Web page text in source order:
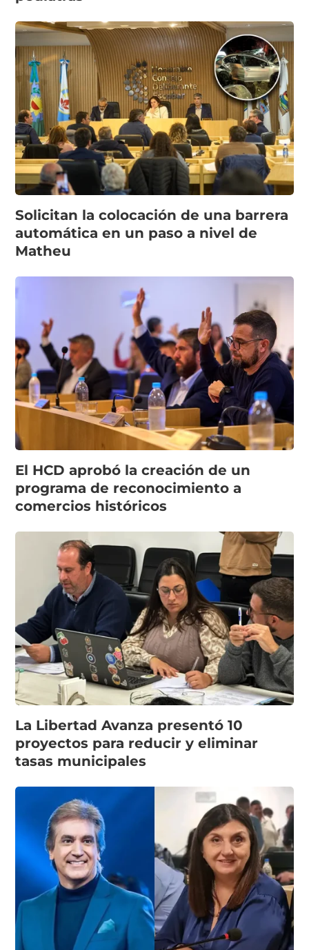
Solicitan la colocación de una barrera
automática en un paso a nivel de
Matheu
El HCD aprobó la creación de un
programa de reconocimiento a
comercios históricos
La Libertad Avanza presentó 10
proyectos para reducir y eliminar
tasas municipales